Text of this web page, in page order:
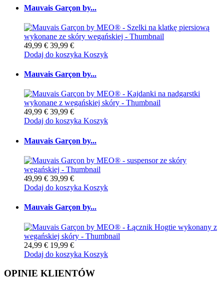
Mauvais Garçon by...
49,99 € 39,99 €
Dodaj do koszyka Koszyk
Mauvais Garçon by...
49,99 € 39,99 €
Dodaj do koszyka Koszyk
Mauvais Garçon by...
49,99 € 39,99 €
Dodaj do koszyka Koszyk
Mauvais Garçon by...
24,99 € 19,99 €
Dodaj do koszyka Koszyk
OPINIE KLIENTÓW